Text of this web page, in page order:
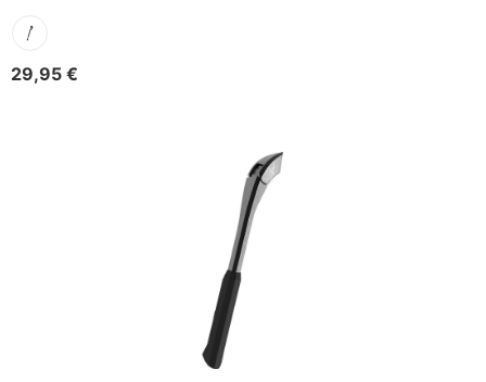
29,95 €